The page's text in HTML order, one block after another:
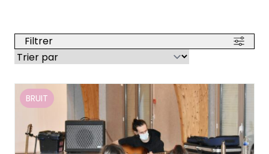
Filtrer
BRUIT